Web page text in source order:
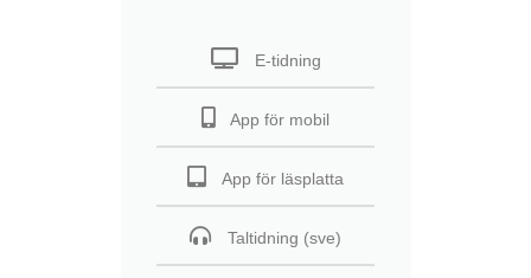
E-tidning
App för mobil
App för läsplatta
Taltidning (sve)